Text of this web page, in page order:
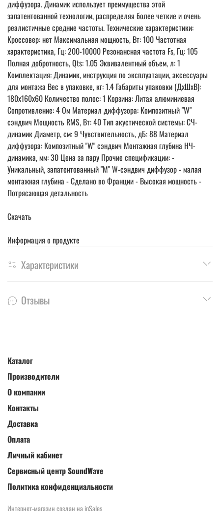
диффузора. Динамик использует преимущества этой
запатентованной технологии, распределяя более четкие и очень
реалистичные средние частоты. Технические характеристики:
Кроссовер: нет Максимальная мощность, Вт: 100 Частотная
характеристика, Гц: 200-10000 Резонансная частота Fs, Гц: 105
Полная добротность, Qts: 1.05 Эквивалентный объем, л: 1
Комплектация: Динамик, инструкция по эксплуатации, аксессуары
для монтажа Вес в упаковке, кг: 1.4 Габариты упаковки (ДхШхВ):
180х160х60 Количество полос: 1 Корзина: Литая алюминиевая
Сопротивление: 4 Ом Материал диффузора: Композитный "W"
сэндвич Мощность RMS, Вт: 40 Тип акустической системы: СЧ-
динамик Диаметр, см: 9 Чувствительность, дБ: 88 Материал
диффузора: Композитный "W" сэндвич Монтажная глубина НЧ-
динамика, мм: 30 Цена за пару Прочие спецификации: -
Уникальный, запатентованный "М" W-сэндвич диффузор - малая
монтажная глубина - Сделано во Франции - Высокая мощность -
Потрясающая детальность
Скачать
Информация о продукте
Характеристики
Отзывы
Каталог
Производители
О компании
Контакты
Доставка
Оплата
Личный кабинет
Сервисный центр SoundWave
Политика конфиденциальности
Интернет-магазин создан на inSales